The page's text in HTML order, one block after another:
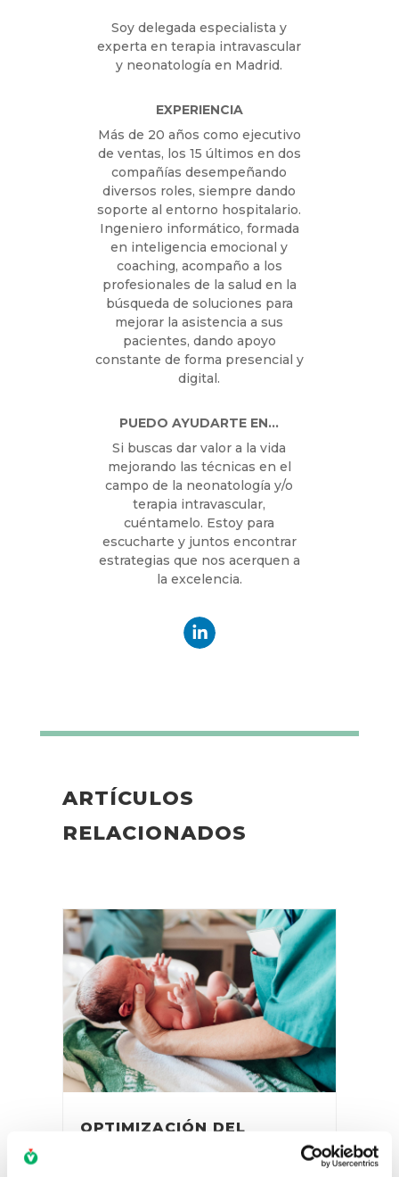
Soy delegada especialista y
experta en terapia intravascular
y neonatología en Madrid.
EXPERIENCIA
Más de 20 años como ejecutivo
de ventas, los 15 últimos en dos
compañías desempeñando
diversos roles, siempre dando
soporte al entorno hospitalario.
Ingeniero informático, formada
en inteligencia emocional y
coaching, acompaño a los
profesionales de la salud en la
búsqueda de soluciones para
mejorar la asistencia a sus
pacientes, dando apoyo
constante de forma presencial y
digital.
PUEDO AYUDARTE EN…
Si buscas dar valor a la vida
mejorando las técnicas en el
campo de la neonatología y/o
terapia intravascular,
cuéntamelo. Estoy para
escucharte y juntos encontrar
estrategias que nos acerquen a
la excelencia.
ARTÍCULOS
RELACIONADOS
OPTIMIZACIÓN DEL
MANEJO DEL DOLOR EN LA
UCIN: ANÁLISIS DE UNA VÍA